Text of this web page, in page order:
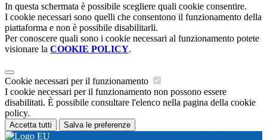
In questa schermata è possibile scegliere quali cookie consentire.
I cookie necessari sono quelli che consentono il funzionamento della
piattaforma e non è possibile disabilitarli.
Per conoscere quali sono i cookie necessari al funzionamento potete
visionare la COOKIE POLICY.
Cookie necessari per il funzionamento
I cookie necessari per il funzionamento non possono essere
disabilitati. È possibile consultare l'elenco nella pagina della cookie
policy.
Accetta tutti Salva le preferenze